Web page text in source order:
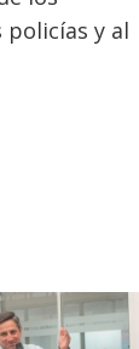
y al